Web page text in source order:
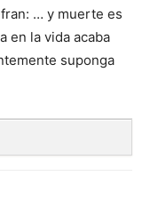
… y muerte es
en la vida acaba
suponga